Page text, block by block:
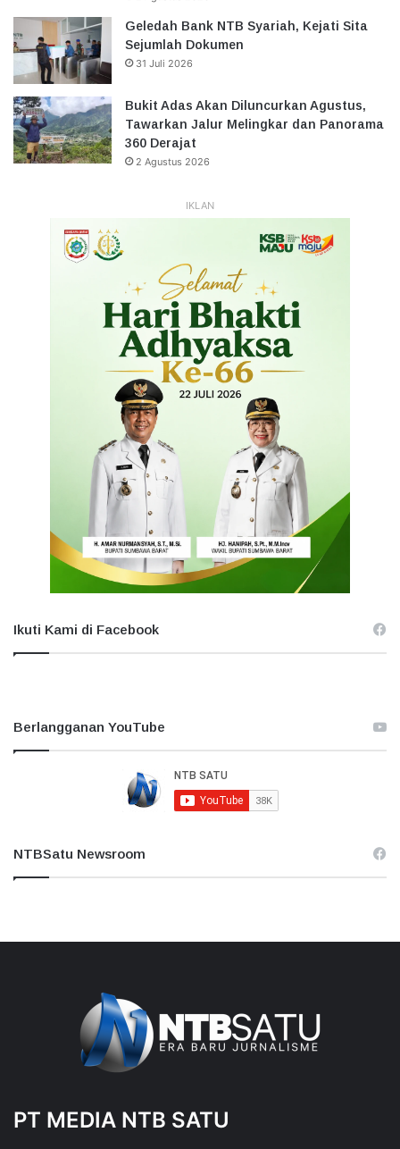
Geledah Bank NTB Syariah, Kejati Sita
Sejumlah Dokumen
31 Juli 2026
Bukit Adas Akan Diluncurkan Agustus,
Tawarkan Jalur Melingkar dan Panorama
360 Derajat
2 Agustus 2026
IKLAN
Ikuti Kami di Facebook
Berlangganan YouTube
NTBSatu Newsroom
PT MEDIA NTB SATU